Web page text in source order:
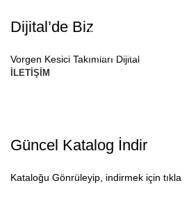
Dijital’de Biz
Vorgen Kesici Takımları Dijital
Güncel Katalog İndir
Kataloğu Gönrüleyip, indirmek için tıkla
Partnerlerimiz Olun
Vorgen Haberler
İLETIŞIM